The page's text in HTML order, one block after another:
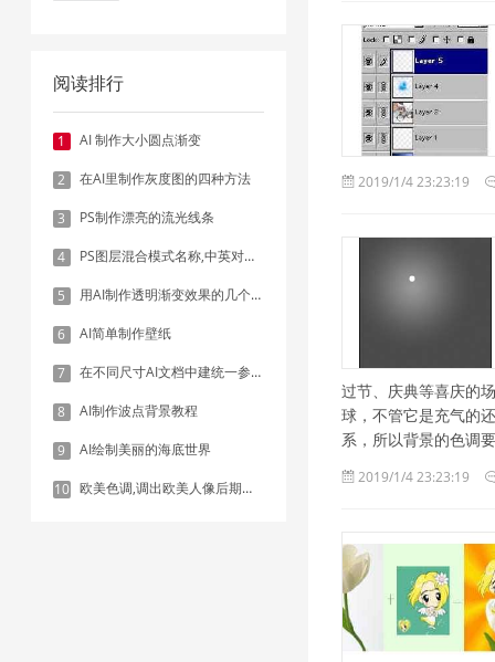
阅读排行
1 AI 制作大小圆点渐变
2 在AI里制作灰度图的四种方法
3 PS制作漂亮的流光线条
4 PS图层混合模式名称,中英对照表
5 用AI制作透明渐变效果的几个方法
6 AI简单制作壁纸
7 在不同尺寸AI文档中建统一参考线 - 方法1：对齐和分布
8 AI制作波点背景教程
9 AI绘制美丽的海底世界
10 欧美色调,调出欧美人像后期色调实例
2019/1/4 23:23:19
过节、庆典等喜庆的
球，不管它是充气的
系，所以背景的色调
2019/1/4 23:23:19